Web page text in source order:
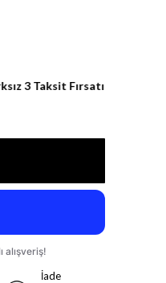
3 Taksit Fırsatı
İade